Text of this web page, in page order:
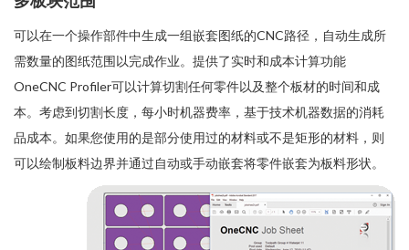
可以在一个操作部件中生成一组嵌套图纸的CNC路径，自动生成所
需数量的图纸范围以完成作业。提供了实时和成本计算功能
OneCNC Profiler可以计算切割任何零件以及整个板材的时间和成
本。考虑到切割长度，每小时机器费率，基于技术机器数据的消耗
品成本。如果您使用的是部分使用过的材料或不是矩形的材料，则
可以绘制板料边界并通过自动或手动嵌套将零件嵌套为板料形状。